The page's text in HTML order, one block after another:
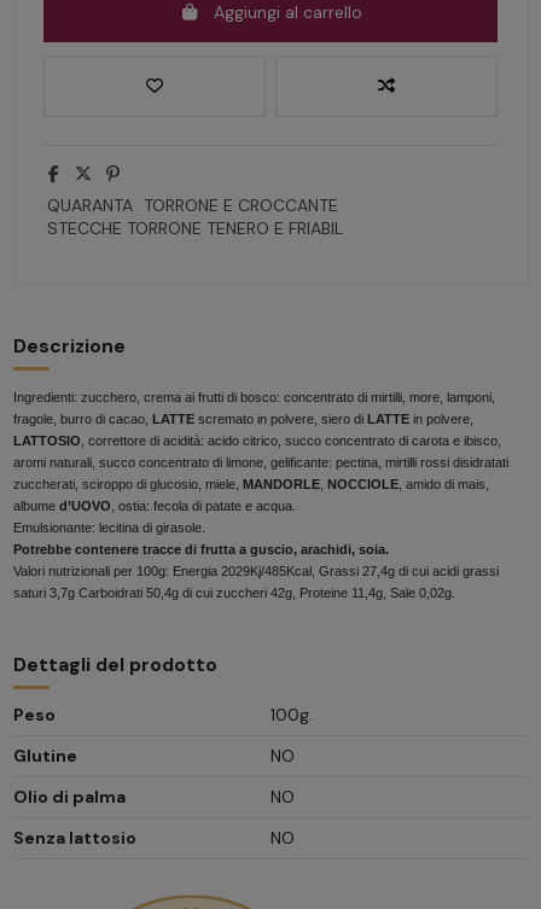
Aggiungi al carrello
QUARANTA TORRONE E CROCCANTE
STECCHE TORRONE TENERO E FRIABIL
Descrizione
Ingredienti: zucchero, crema ai frutti di bosco: concentrato di mirtilli, more, lamponi,
fragole, burro di cacao, LATTEscremato in polvere, siero di LATTEin polvere,
LATTOSIO , correttore di acidità: acido citrico, succo concentrato di carota e ibisco,
aromi naturali, succo concentrato di limone, gelificante: pectina, mirtilli rossi disidratati
zuccherati, sciroppo di glucosio, miele, MANDORLE, NOCCIOLE, amido di mais,
albume d’UOVO , ostia: fecola di patate e acqua.
Emulsionante: lecitina di girasole.
Potrebbe contenere tracce di frutta a guscio, arachidi, soia.
Valori nutrizionali per 100g: Energia 2029Kj/485Kcal, Grassi 27,4g di cui acidi grassi
saturi 3,7g Carboidrati 50,4g di cui zuccheri 42g, Proteine 11,4g, Sale 0,02g.
Dettagli del prodotto
Peso
100g.
Glutine
NO
Olio di palma
NO
Senza lattosio
NO